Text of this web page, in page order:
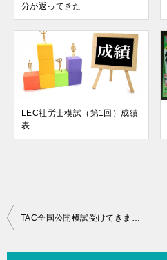
分が返ってきた
LEC社労士模試（第1回）成績
表
投
TAC全国公開模試受けてきました